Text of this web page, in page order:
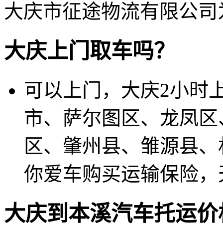
大庆市征途物流有限公
大庆上门取车吗？
可以上门，大庆2小时
市、萨尔图区、龙凤
区、肇州县、雏源县
你爱车购买运输保险
大庆到本溪汽车托运价